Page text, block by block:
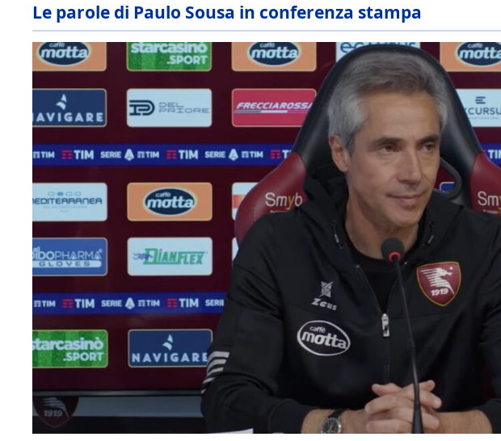
Le parole di Paulo Sousa in conferenza stampa